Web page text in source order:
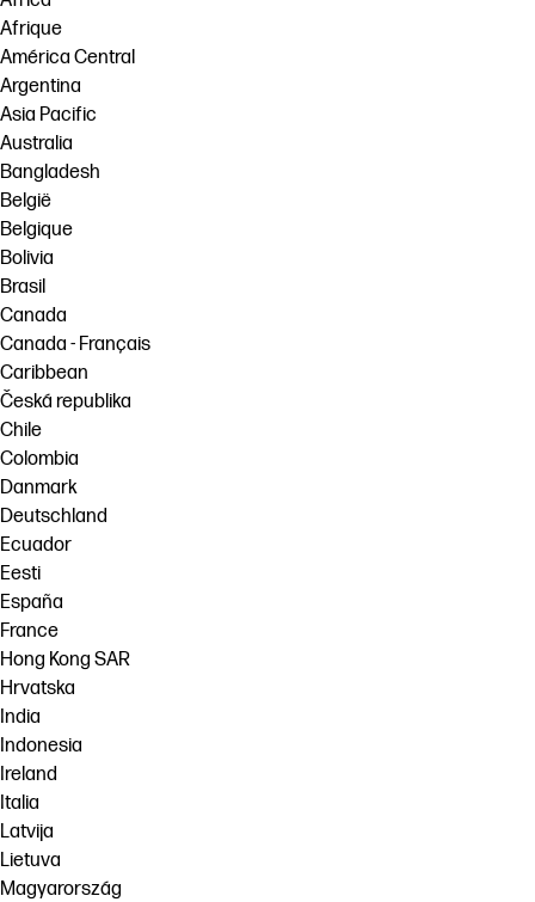
Afrique
América Central
Argentina
Asia Pacific
Australia
Bangladesh
België
Belgique
Bolivia
Brasil
Canada
Canada - Français
Caribbean
Česká republika
Chile
Colombia
Danmark
Deutschland
Ecuador
Eesti
España
France
Hong Kong SAR
Hrvatska
India
Indonesia
Ireland
Italia
Latvija
Lietuva
Magyarország